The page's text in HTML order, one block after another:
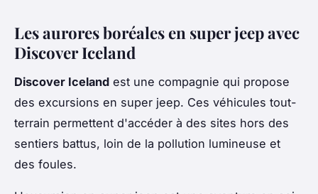
Les aurores boréales en super jeep avec
Discover Iceland
Discover Iceland est une compagnie qui propose
des excursions en super jeep. Ces véhicules tout-
terrain permettent d'accéder à des sites hors des
sentiers battus, loin de la pollution lumineuse et
des foules.